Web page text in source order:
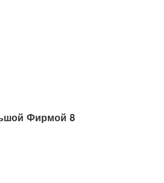
Фирмой 8